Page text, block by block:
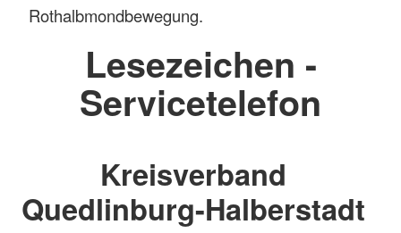
Rothalbmondbewegung.
Lesezeichen -
Servicetelefon
Kreisverband
Quedlinburg-Halberstadt